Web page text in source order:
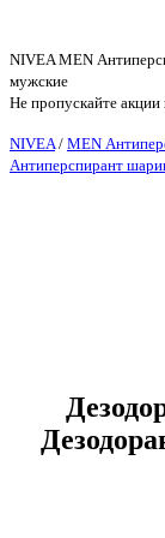
NIVEA MEN
мужские
Не пропускайте
NIVEA/ MEN
Антиперспирант